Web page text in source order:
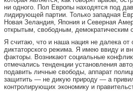
ни одного. Пол Европы находятся под
лидирующей партии. Только западная
Новая Зеландия, Япония и Северная
открытым, свободным, демократическим
Я считаю, что и наша нация не далека от
диктаторского режима. Я имею ввиду и
факторы. Возникают социальные
отмечались тенденции установления
подавить личные свободы, аппарат
защитить — не дикую природу — а
контролирующих экономику и